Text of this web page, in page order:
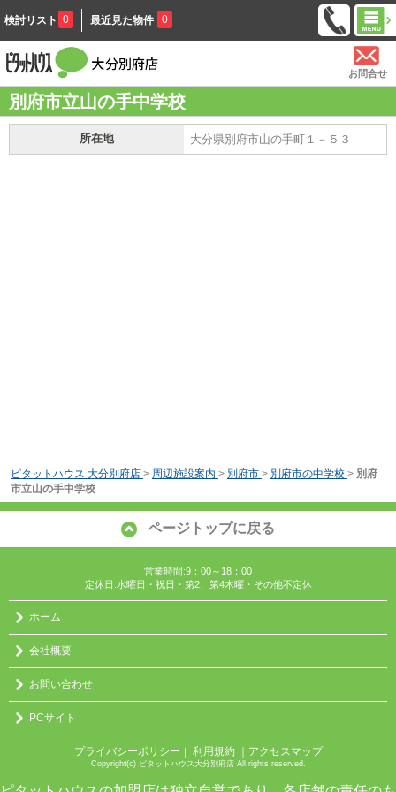
検討リスト 0 最近見た物件 0
お問合せ
別府市立山の手中学校
所在地 大分県別府市山の手町１－５３
ピタットハウス 大分別府店 > 周辺施設案内 > 別府市 > 別府市の中学校 > 別府
市立山の手中学校
ページトップに戻る
営業時間:9：00～18：00
定休日:水曜日・祝日・第2、第4木曜・その他不定休
ホーム
会社概要
お問い合わせ
PCサイト
プライバシーポリシー ｜ 利用規約 ｜アクセスマップ
Copyright(c) ピタットハウス大分別府店 All rights reserved.